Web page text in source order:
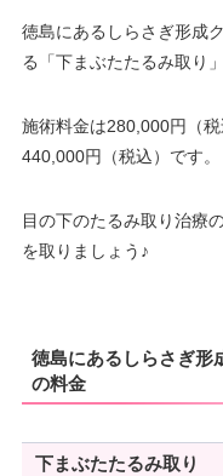
徳島にあるしらさぎ形成
る「下まぶたたるみ取り
施術料金は280,000円（
440,000円（税込）です。
目の下のたるみ取り治療
を取りましょう♪
徳島にあるしらさぎ形
の料金
下まぶたたるみ取り